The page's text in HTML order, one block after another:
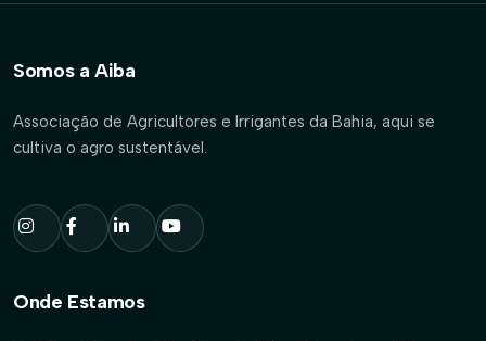
Somos a Aiba
Associação de Agricultores e Irrigantes da Bahia, aqui se
cultiva o agro sustentável.
Onde Estamos